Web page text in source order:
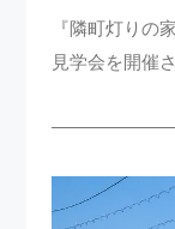
『隣町灯りの
見学会を開催